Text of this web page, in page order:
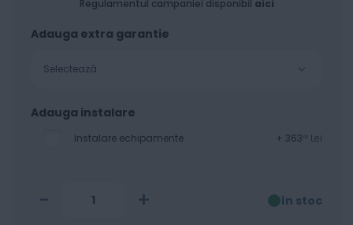
Regulamentul campaniei disponibil aici
Adauga extra garantie
Selectează
Adauga instalare
Instalare echipamente + 363 Lei
- + în stoc